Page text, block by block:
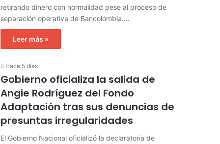
retirando dinero con normalidad pese al proceso de
separación operativa de Bancolombia.…
Leer más »
Hace 5 días
Gobierno oficializa la salida de
Angie Rodríguez del Fondo
Adaptación tras sus denuncias de
presuntas irregularidades
El Gobierno Nacional oficializó la declaratoria de